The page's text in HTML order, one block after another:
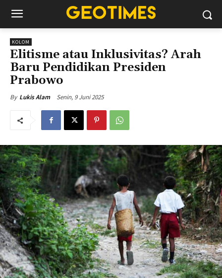
KOLOM
Elitisme atau Inklusivitas? Arah
Baru Pendidikan Presiden
Prabowo
By Lukis Alam Senin, 9 Juni 2025